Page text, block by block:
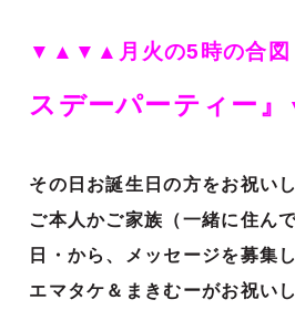
▼▲▼▲月火の5時の合図
スデーパーティー』
その日お誕生日の方をお祝い
ご本人かご家族（一緒に住ん
日・から、メッセージを募集
エマタケ＆まきむーがお祝い